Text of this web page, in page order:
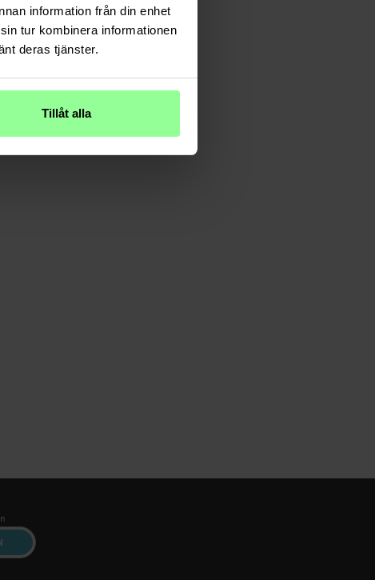
information från din enhet
tur kombinera informationen
deras tjänster.
Tillåt alla